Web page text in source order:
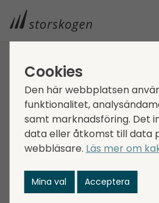
A&K
A&K Die Frische Küche,
tillverkare av färska
vårdinstitutioner, skolor och
det en av de
Cookies
Den här webbplatsen
funktionalitet,
samt marknadsföring. Det
data eller åtkomst till data
webbläsare. Läs mer om
Mina val Acceptera